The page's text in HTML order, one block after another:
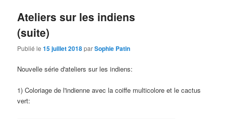
Ateliers sur les indiens
(suite)
Publié le15 juillet 2018parSophie Patin
Nouvelle série d'ateliers sur les indiens:
1) Coloriage de l'indienne avec la coiffe multicolore et le cactus
vert: